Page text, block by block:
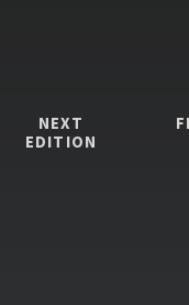
NEXT
EDITION